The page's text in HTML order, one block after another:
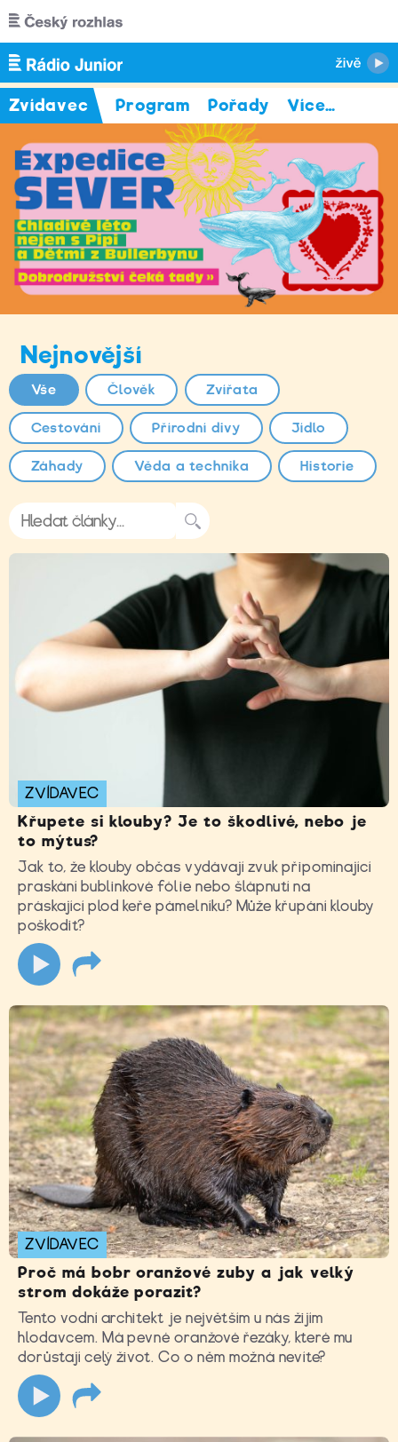
Přejít k hlavnímu obsahu
Zvídavec Program Pořady Více…
Nejnovější
Vše Člověk Zvířata
Cestování Přírodní divy Jídlo
Záhady Věda a technika Historie
ZVÍDAVEC
Křupete si klouby? Je to škodlivé, nebo je
to mýtus?
Jak to, že klouby občas vydávají zvuk připomínající
praskání bublinkové fólie nebo šlápnutí na
práskající plod keře pámelníku? Může křupání klouby
poškodit?
ZVÍDAVEC
Proč má bobr oranžové zuby a jak velký
strom dokáže porazit?
Tento vodní architekt je největším u nás žijím
hlodavcem. Má pevné oranžové řezáky, které mu
dorůstají celý život. Co o něm možná nevíte?